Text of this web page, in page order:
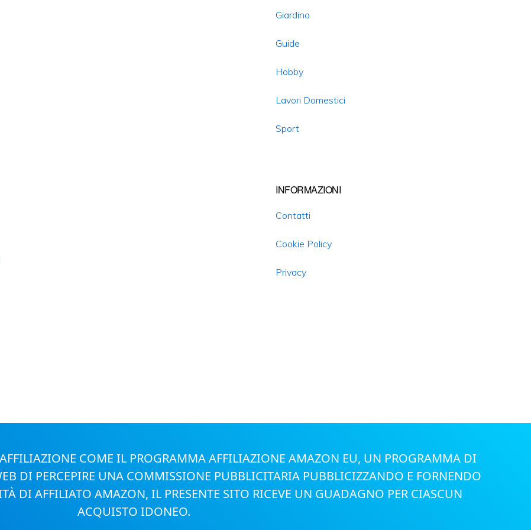
Giardino
Guide
Hobby
Lavori Domestici
Sport
INFORMAZIONI
Contatti
Cookie Policy
Privacy
COME IL PROGRAMMA AFFILIAZIONE AMAZON EU, UN PROGRAMMA DI
DI PERCEPIRE UNA COMMISSIONE PUBBLICITARIA PUBBLICIZZANDO E FORNENDO
DI AFFILIATO AMAZON, IL PRESENTE SITO RICEVE UN GUADAGNO PER CIASCUN
ACQUISTO IDONEO.